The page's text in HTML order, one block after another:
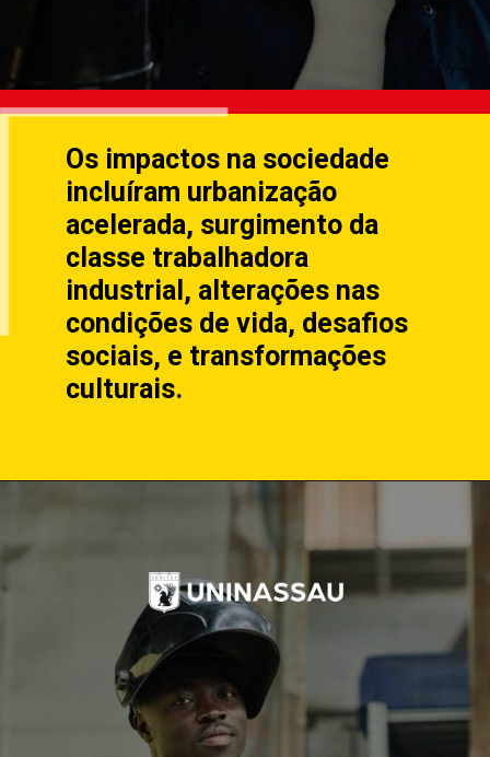
Os impactos na sociedade
incluíram urbanização
acelerada, surgimento da
classe trabalhadora
industrial, alterações nas
condições de vida, desafios
sociais, e transformações
culturais.